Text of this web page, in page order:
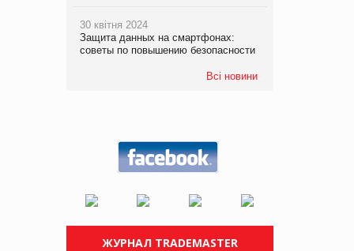
30 квітня 2024
Защита данных на смартфонах:
советы по повышению безопасности
Всі новини
ЖУРНАЛ TRADEMASTER